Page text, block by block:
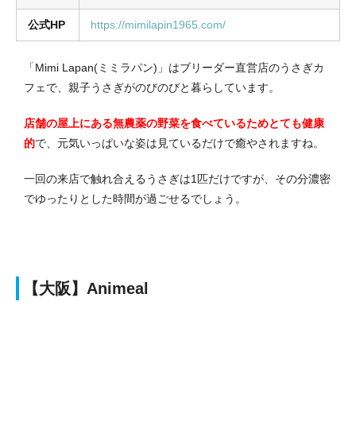
公式HP https://mimilapin1965.com/
「Mimi Lapan(ミミラパン)」はブリーダー直営店のうさぎカ
フェで、親子うさぎがのびのびと暮らしています。
店舗の屋上にある無農薬の野菜を食べているためとても健康
的で、元気いっぱいな姿は見ているだけで癒やされますね。
一回の来店で触れ合えるうさぎは1匹だけですが、その分濃密
でゆったりとした時間が過ごせるでしょう。
【大阪】Animeal